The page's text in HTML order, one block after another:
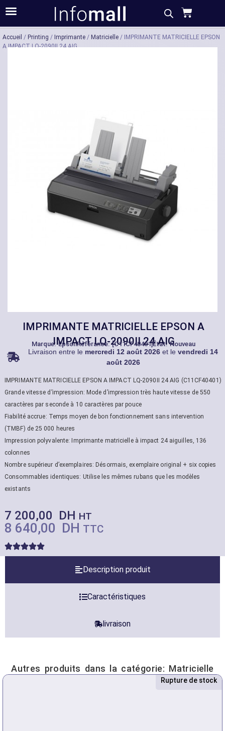
Acheter Description Caractéristiques
Accueil / Printing / Imprimante / Matricielle / IMPRIMANTE MATRICIELLE EPSON
A IMPACT LQ-2090II 24 AIG
IMPRIMANTE MATRICIELLE EPSON A
IMPACT LQ-2090II 24 AIG
Marque:EpsonRéférance: [C11CF40401]État: Nouveau
Livraison entre le mercredi 12 août 2026 et levendredi 14
août 2026
IMPRIMANTE MATRICIELLE EPSON A IMPACT LQ-2090II 24 AIG (C11CF40401)
Grande vitesse d’impression: Mode d’impression très haute vitesse de 550
caractères par seconde à 10 caractères par pouce
Fiabilité accrue: Temps moyen de bon fonctionnement sans intervention
(TMBF) de 25 000 heures
Impression polyvalente: Imprimante matricielle à impact 24 aiguilles, 136
colonnes
Nombre supérieur d’exemplaires: Désormais, exemplaire original + six copies
Consommables identiques: Utilise les mêmes rubans que les modèles
existants
7 200,00 DH HT
8 640,00 DH TTC
Description produit
Caractéristiques
livraison
Autres produits dans la catégorie: Matricielle
Nouveau
Rupture de stock